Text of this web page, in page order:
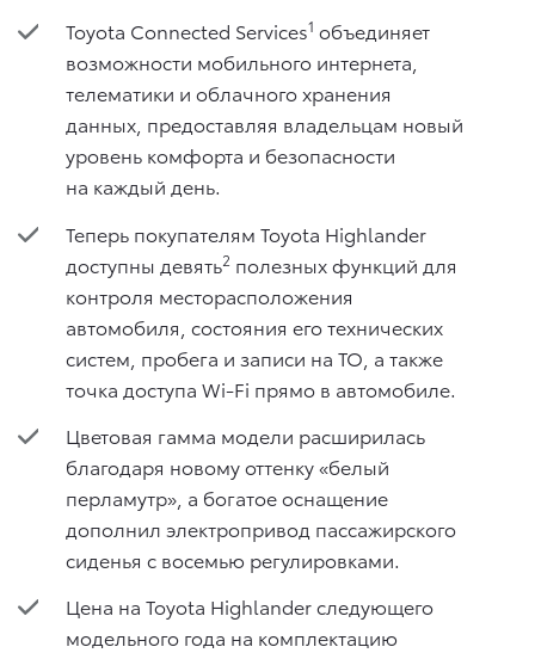
Toyota Connected Services1 объединяет
возможности мобильного интернета,
телематики и облачного хранения
данных, предоставляя владельцам новый
уровень комфорта и безопасности
на каждый день.
Теперь покупателям Toyota Highlander
доступны девять2 полезных функций для
контроля месторасположения
автомобиля, состояния его технических
систем, пробега и записи на ТО, а также
точка доступа Wi-Fi прямо в автомобиле.
Цветовая гамма модели расширилась
благодаря новому оттенку «белый
перламутр», а богатое оснащение
дополнил электропривод пассажирского
сиденья с восемью регулировками.
Цена на Toyota Highlander следующего
модельного года на комплектацию